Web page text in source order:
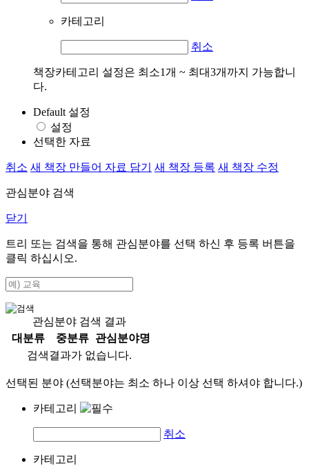
카테고리
취소
책장카테고리 설정은 최소1개 ~ 최대3개까지 가능합니
다.
Default 설정
설정
선택한 자료
취소 새 책장 만들어 자료 담기 새 책장 등록 새 책장 수정
관심분야 검색
닫기
트리 또는 검색을 통해 관심분야를 선택 하신 후 등록 버튼을
클릭 하십시오.
관심분야 검색 결과
대분류
중분류
관심분야명
검색결과가 없습니다.
선택된 분야 (선택분야는 최소 하나 이상 선택 하셔야 합니다.)
카테고리
취소
카테고리